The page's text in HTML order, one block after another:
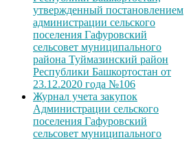
утвержденный постановлением
администрации сельского
поселения Гафуровский
сельсовет муниципального
района Туймазинский район
Республики Башкортостан от
23.12.2020 года №106
Журнал учета закупок
Администрации сельского
поселения Гафуровский
сельсовет муниципального